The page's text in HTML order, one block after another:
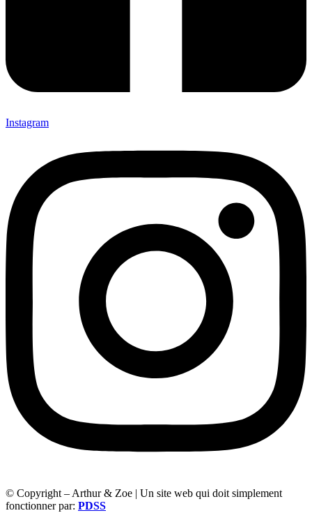
Instagram
© Copyright – Arthur & Zoe | Un site web qui doit simplement
fonctionner par: PDSS